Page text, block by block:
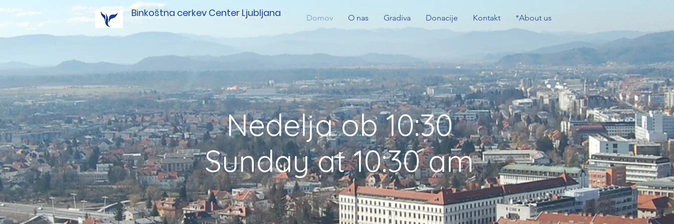
Domov O nas Gradiva Donacije Kontakt *About us
Binkoštna cerkev Center Ljubljana
Nedelja ob 10:30
Sunday at 10:30 am